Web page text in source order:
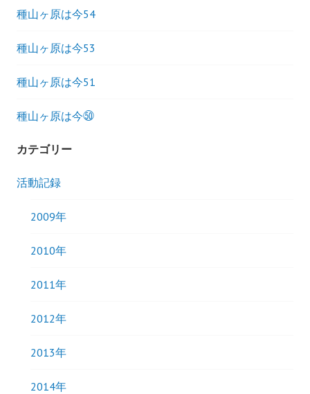
シ
ョ
ン
種山ヶ原は今54
種山ヶ原は今53
種山ヶ原は今51
種山ヶ原は今㊿
カテゴリー
活動記録
2009年
2010年
2011年
2012年
2013年
2014年